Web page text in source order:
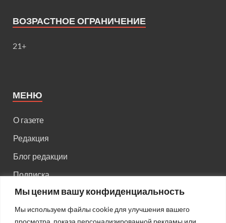
Мы ценим вашу конфиденциальность
Мы используем файлы cookie для улучшения вашего
просмотра, показа персонализированной рекламы или
ВОЗРАСТНОЕ ОГРАНИЧЕНИЕ
21+
МЕНЮ
О газете
Редакция
Блог редакции
Подписка
Правила поведения на сайте
Реклама